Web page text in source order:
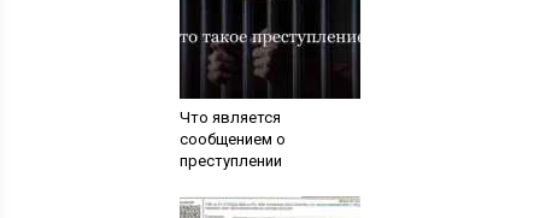
Что является
сообщением о
преступлении